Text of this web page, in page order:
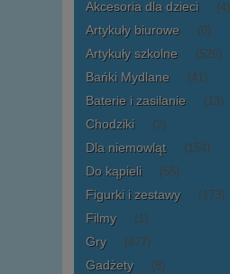
Akcesoria dla dzieci (4)
Artykuły biurowe (0)
Artykuły szkolne (526)
Bańki Mydlane (41)
Baterie i zasilanie (13)
Chodziki (2)
Dla niemowląt (154)
Do kąpieli (55)
Figurki i zestawy (173)
Filmy (1)
Gry (477)
Gadżety (8)